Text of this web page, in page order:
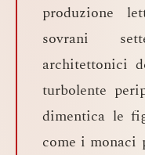
produzione
sovrani
architettonici
turbolente
dimentica le
come i monaci